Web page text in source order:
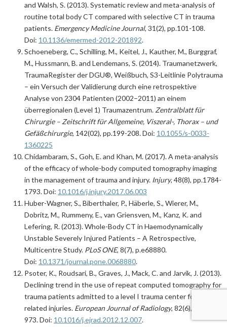
and Walsh, S. (2013). Systematic review and meta-analysis of
routine total body CT compared with selective CT in trauma
patients. Emergency Medicine Journal, 31(2), pp.101-108.
Doi: 10.1136/emermed-2012-201892.
Schoeneberg, C., Schilling, M., Keitel, J., Kauther, M., Burggraf,
M., Hussmann, B. and Lendemans, S. (2014). Traumanetzwerk,
TraumaRegister der DGU®, Weißbuch, S3-Leitlinie Polytrauma
– ein Versuch der Validierung durch eine retrospektive
Analyse von 2304 Patienten (2002–2011) an einem
überregionalen (Level 1) Traumazentrum. Zentralblatt für
Chirurgie – Zeitschrift für Allgemeine, Viszeral-, Thorax – und
Gefäßchirurgie, 142(02), pp.199-208. Doi: 10.1055/s-0033-
1360225
Chidambaram, S., Goh, E. and Khan, M. (2017). A meta-analysis
of the efficacy of whole-body computed tomography imaging
in the management of trauma and injury. Injury, 48(8), pp.1784-
1793. Doi: 10.1016/j.injury.2017.06.003
Huber-Wagner, S., Biberthaler, P., Häberle, S., Wierer, M.,
Dobritz, M., Rummeny, E., van Griensven, M., Kanz, K. and
Lefering, R. (2013). Whole-Body CT in Haemodynamically
Unstable Severely Injured Patients – A Retrospective,
Multicentre Study. PLoS ONE, 8(7), p.e68880.
Doi: 10.1371/journal.pone.0068880.
Psoter, K., Roudsari, B., Graves, J., Mack, C. and Jarvik, J. (2013).
Declining trend in the use of repeat computed tomography for
trauma patients admitted to a level I trauma center for traffic-
related injuries. European Journal of Radiology, 82(6), pp.969-
973. Doi: 10.1016/j.ejrad.2012.12.007.